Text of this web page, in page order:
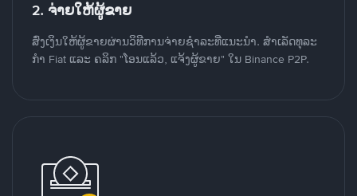
2. ຈ່າຍໃຫ້ຜູ້ຂາຍ
ສົ່ງເງິນໃຫ້ຜູ້ຂາຍຜ່ານວິທີການຈ່າຍຊຳລະທີ່ແນະນໍາ. ສໍາເລັດທຸລະ
ກໍາ Fiat ແລະ ຄລິກ "ໂອນແລ້ວ, ແຈ້ງຜູ້ຂາຍ" ໃນ Binance P2P.